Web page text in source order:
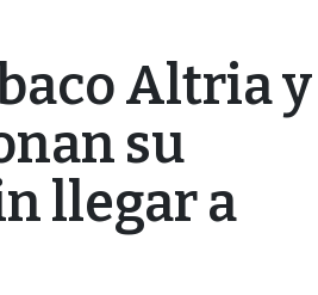
Altria y
su
llegar a